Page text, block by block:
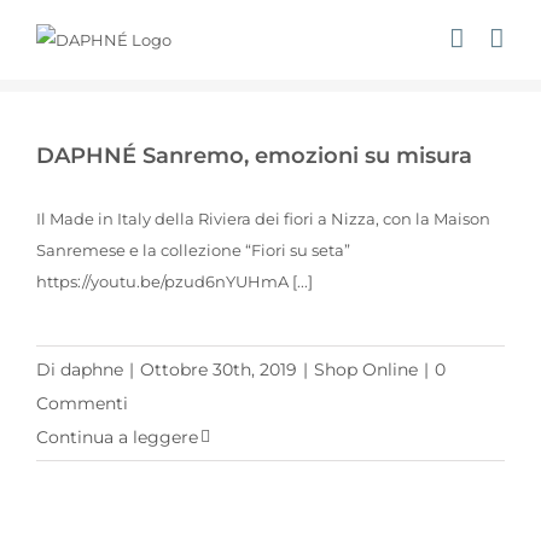
DAPHNÉ Sanremo, emozioni su misura
Il Made in Italy della Riviera dei fiori a Nizza, con la Maison
Sanremese e la collezione “Fiori su seta”
https://youtu.be/pzud6nYUHmA [...]
Di daphne | Ottobre 30th, 2019 | Shop Online | 0
Commenti
Continua a leggere